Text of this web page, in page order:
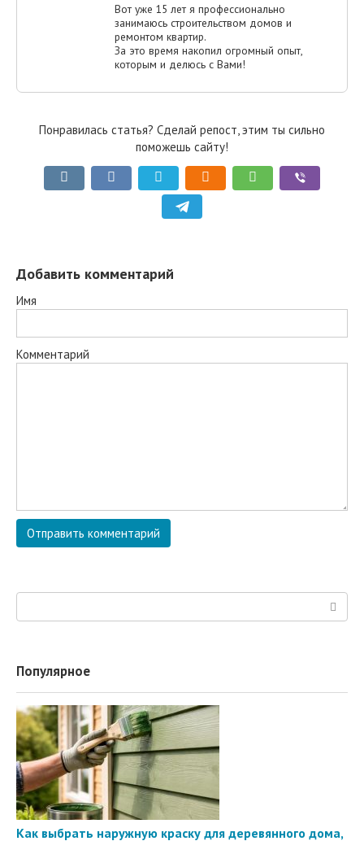
Вот уже 15 лет я профессионально
занимаюсь строительством домов и
ремонтом квартир.
За это время накопил огромный опыт,
которым и делюсь с Вами!
Понравилась статья? Сделай репост, этим ты сильно
поможешь сайту!
Добавить комментарий
Имя
Комментарий
Поиск:
Популярное
Как выбрать наружную краску для деревянного дома,